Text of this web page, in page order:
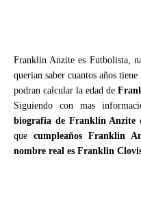
Franklin Anzite es Futbolista,
querian saber cuantos años tiene
podran calcular la edad de
Siguiendo con mas
biografia de Franklin Anzite
que cumpleaños Franklin
nombre real es Franklin